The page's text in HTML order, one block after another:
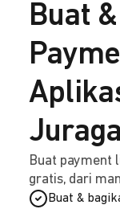
Buat
Buat payment
gratis, dari
Buat &